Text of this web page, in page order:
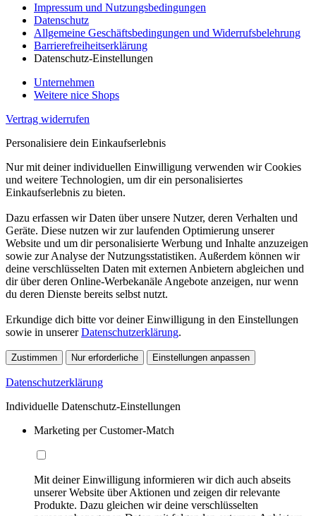
Impressum und Nutzungsbedingungen
Datenschutz
Allgemeine Geschäftsbedingungen und Widerrufsbelehrung
Barrierefreiheitserklärung
Datenschutz-Einstellungen
Unternehmen
Weitere nice Shops
Vertrag widerrufen
Personalisiere dein Einkaufserlebnis
Nur mit deiner individuellen Einwilligung verwenden wir Cookies
und weitere Technologien, um dir ein personalisiertes
Einkaufserlebnis zu bieten.
Dazu erfassen wir Daten über unsere Nutzer, deren Verhalten und
Geräte. Diese nutzen wir zur laufenden Optimierung unserer
Website und um dir personalisierte Werbung und Inhalte anzuzeigen
sowie zur Analyse der Nutzungsstatistiken. Außerdem können wir
deine verschlüsselten Daten mit externen Anbietern abgleichen und
dir über deren Online-Werbekanäle Angebote anzeigen, nur wenn
du deren Dienste bereits selbst nutzt.
Erkundige dich bitte vor deiner Einwilligung in den Einstellungen
sowie in unsererDatenschutzerklärung.
Zustimmen Nur erforderliche Einstellungen anpassen
Datenschutzerklärung
Individuelle Datenschutz-Einstellungen
Marketing per Customer-Match
Mit deiner Einwilligung informieren wir dich auch abseits
unserer Website über Aktionen und zeigen dir relevante
Produkte. Dazu gleichen wir deine verschlüsselten